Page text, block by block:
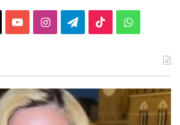
You InstagramTelegram
TikTok